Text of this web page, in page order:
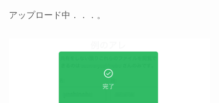
アップロード中．．．。